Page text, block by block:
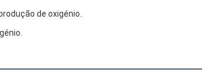
de oxigénio.